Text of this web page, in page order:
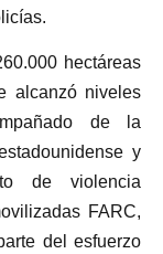
hectáreas
alcanzó niveles
de la
y
de violencia
FARC,
del esfuerzo